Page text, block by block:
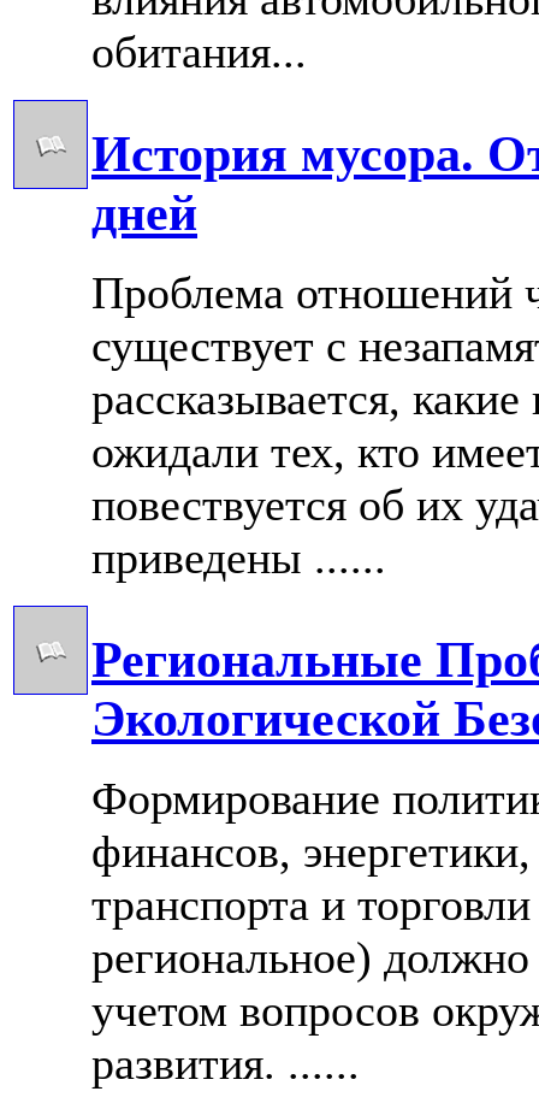
обитания...
История мусора.
дней
Проблема отношений
существует с
рассказывается,
ожидали тех, кто
повествуется об их
приведены ......
Региональные
Экологической
Формирование
финансов, энергетики,
транспорта и
региональное)
учетом вопросов
развития. ......